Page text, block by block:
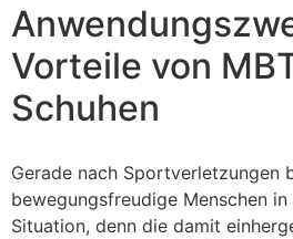
Vorteile von
Schuhen
Gerade nach Sportverletzungen
bewegungsfreudige Menschen
Situation, denn die damit